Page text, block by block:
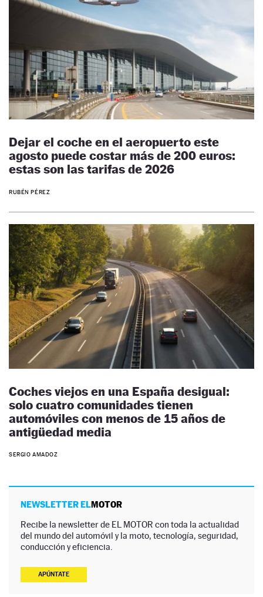
Dejar el coche en el aeropuerto este
agosto puede costar más de 200 euros:
estas son las tarifas de 2026
RUBÉN PÉREZ
Coches viejos en una España desigual:
solo cuatro comunidades tienen
automóviles con menos de 15 años de
antigüedad media
SERGIO AMADOZ
NEWSLETTER ELMOTOR
Recibe la newsletter de EL MOTOR con toda la actualidad
del mundo del automóvil y la moto, tecnología, seguridad,
conducción y eficiencia.
APÚNTATE